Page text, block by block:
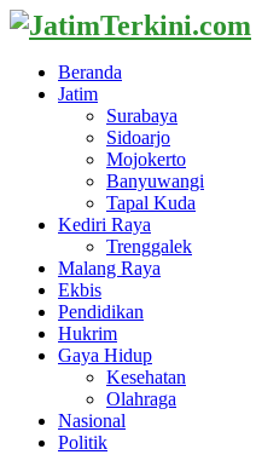
Beranda
Jatim
Surabaya
Sidoarjo
Mojokerto
Banyuwangi
Tapal Kuda
Kediri Raya
Trenggalek
Malang Raya
Ekbis
Pendidikan
Hukrim
Gaya Hidup
Kesehatan
Olahraga
Nasional
Politik